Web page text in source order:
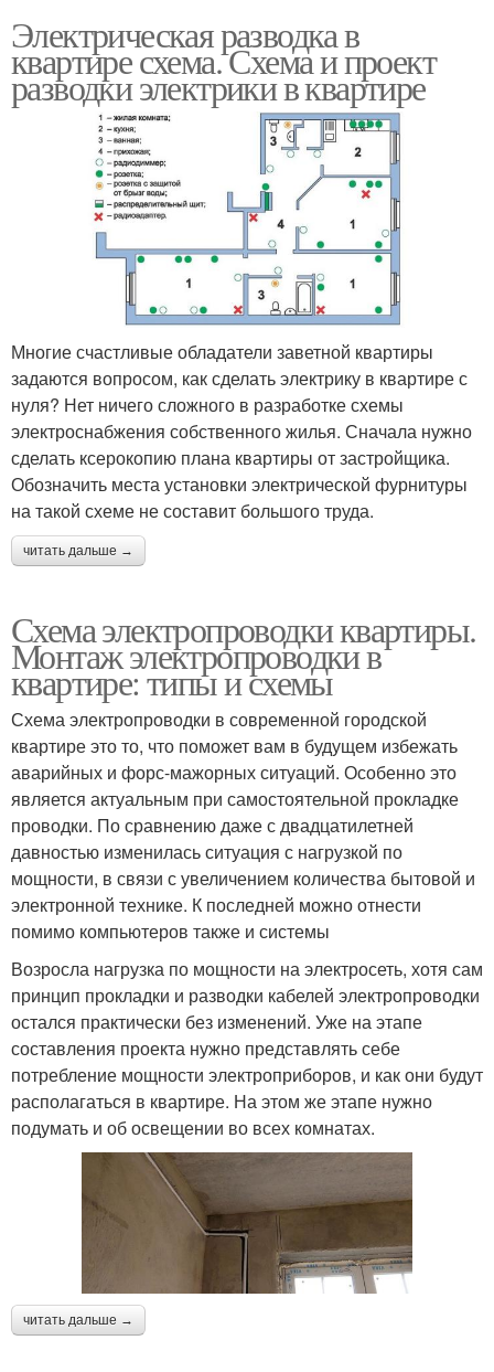
Электрическая разводка в
квартире схема. Схема и проект
разводки электрики в квартире
Многие счастливые обладатели заветной квартиры
задаются вопросом, как сделать электрику в квартире с
нуля? Нет ничего сложного в разработке схемы
электроснабжения собственного жилья. Сначала нужно
сделать ксерокопию плана квартиры от застройщика.
Обозначить места установки электрической фурнитуры
на такой схеме не составит большого труда.
читать дальше →
Схема электропроводки квартиры.
Монтаж электропроводки в
квартире: типы и схемы
Схема электропроводки в современной городской
квартире это то, что поможет вам в будущем избежать
аварийных и форс-мажорных ситуаций. Особенно это
является актуальным при самостоятельной прокладке
проводки. По сравнению даже с двадцатилетней
давностью изменилась ситуация с нагрузкой по
мощности, в связи с увеличением количества бытовой и
электронной технике. К последней можно отнести
помимо компьютеров также и системы
Возросла нагрузка по мощности на электросеть, хотя сам
принцип прокладки и разводки кабелей электропроводки
остался практически без изменений. Уже на этапе
составления проекта нужно представлять себе
потребление мощности электроприборов, и как они будут
располагаться в квартире. На этом же этапе нужно
подумать и об освещении во всех комнатах.
читать дальше →